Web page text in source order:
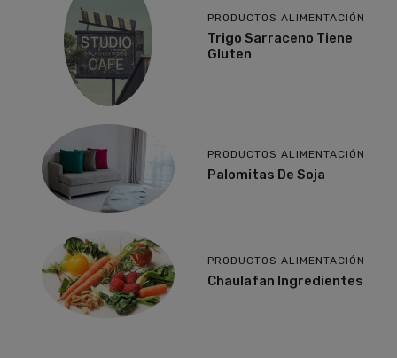
PRODUCTOS ALIMENTACIÓN
Trigo Sarraceno Tiene
Gluten
PRODUCTOS ALIMENTACIÓN
Palomitas De Soja
PRODUCTOS ALIMENTACIÓN
Chaulafan Ingredientes